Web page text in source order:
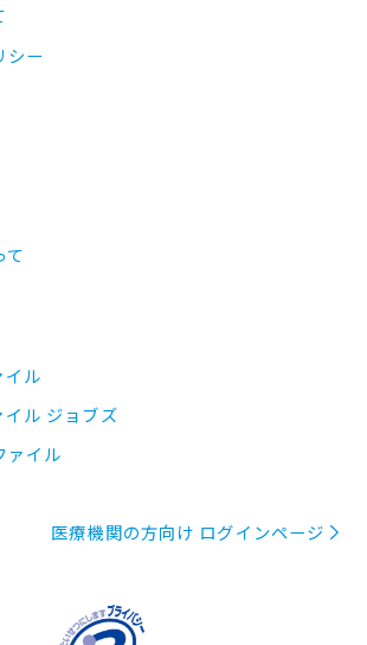
シー
て
イル
イル ジョブズ
ァイル
医療機関の方向け ログインページ